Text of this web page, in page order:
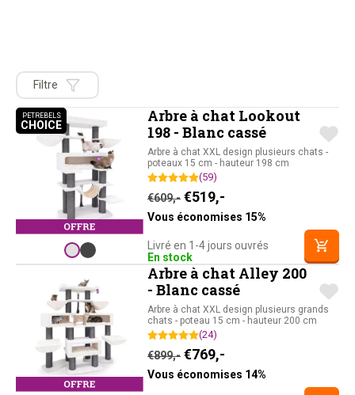
Filtre
PETREBELS
CHOICEPETREBELS CHOICE
Arbre à chat Lookout
198 - Blanc cassé
Arbre à chat XXL design plusieurs chats -
poteaux 15 cm - hauteur 198 cm
(59)
€609,- Le prix initial était :
€519,-
Vous économises 15%
Livré en 1-4 jours ouvrés
En stock
Arbre à chat Alley 200
- Blanc cassé
Arbre à chat XXL design plusieurs grands
chats - poteau 15 cm - hauteur 200 cm
(24)
€899,- Le prix initial était :
€769,-
Vous économises 14%